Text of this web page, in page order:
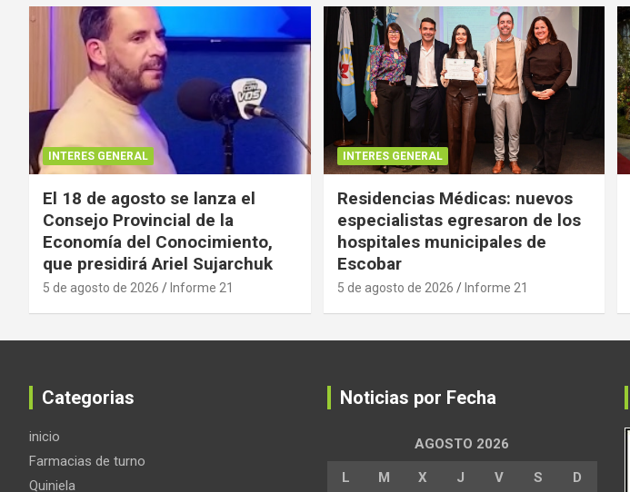
INTERES GENERAL
El 18 de agosto se lanza el
Consejo Provincial de la
Economía del Conocimiento,
que presidirá Ariel Sujarchuk
5 de agosto de 2026 Informe 21
INTERES GENERAL
Residencias Médicas: nuevos
especialistas egresaron de los
hospitales municipales de
Escobar
5 de agosto de 2026 Informe 21
Categorias
inicio
Farmacias de turno
Quiniela
Noticias por Fecha
AGOSTO 2026
L M X J V S D